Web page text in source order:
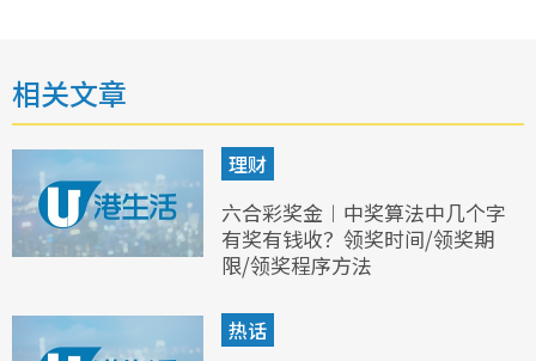
相关文章
理财
六合彩奖金︱中奖算法中几个字
有奖有钱收？领奖时间/领奖期
限/领奖程序方法
热话